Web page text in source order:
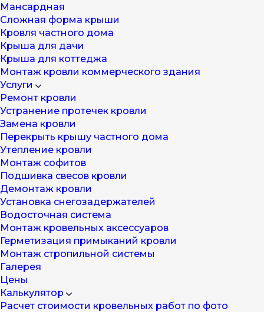
Мансардная
Cложная форма крыши
Кровля частного дома
Крыша для дачи
Крыша для коттеджа
Монтаж кровли коммерческого здания
Услуги
Ремонт кровли
Устранение протечек кровли
Замена кровли
Перекрыть крышу частного дома
Утепление кровли
Монтаж софитов
Подшивка свесов кровли
Демонтаж кровли
Установка снегозадержателей
Водосточная система
Монтаж кровельных аксессуаров
Герметизация примыканий кровли
Монтаж стропильной системы
Галерея
Цены
Калькулятор
Расчет стоимости кровельных работ по фото